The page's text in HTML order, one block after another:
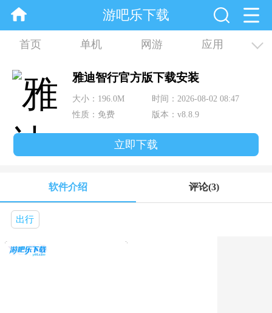
游吧乐下载
首页 单机 网游 应用
资讯 合集
雅迪智行官方版下载安装
大小：196.0M
时间：2026-08-02 08:47
性质：免费
版本：v8.8.9
立即下载
软件介绍 评论(3)
出行